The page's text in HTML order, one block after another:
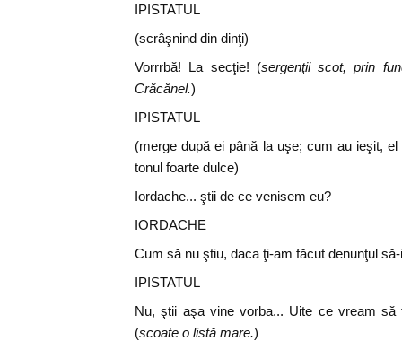
IPISTATUL
(scrâşnind din dinţi)
Vorrrbă! La secţie! (sergenţii scot, prin
Crăcănel.)
IPISTATUL
(merge după ei până la uşe; cum au ieşit,
tonul foarte dulce)
Iordache... ştii de ce venisem eu?
IORDACHE
Cum să nu ştiu, daca ţi-am făcut denunţul
IPISTATUL
Nu, ştii aşa vine vorba... Uite ce vream
(scoate o listă mare.)